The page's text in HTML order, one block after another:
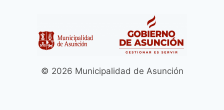
© 2026 Municipalidad de Asunción